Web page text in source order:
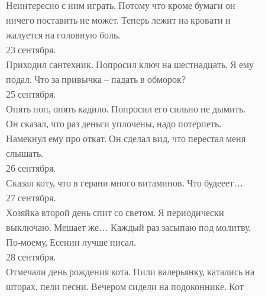
Неинтересно с ним играть. Потому что кроме бумаги он
ничего поставить не может. Теперь лежит на кровати и
жалуется на головную боль.
23 сентября.
Приходил сантехник. Попросил ключ на шестнадцать. Я ему
подал. Что за привычка – падать в обморок?
25 сентября.
Опять поп, опять кадило. Попросил его сильно не дымить.
Он сказал, что раз деньги уплочены, надо потерпеть.
Намекнул ему про откат. Он сделал вид, что перестал меня
слышать.
26 сентября.
Сказал коту, что в герани много витаминов. Что будееет…
27 сентября.
Хозяйка второй день спит со светом. Я периодически
выключаю. Мешает же… Каждый раз засыпаю под молитву.
По-моему, Есенин лучше писал.
28 сентября.
Отмечали день рождения кота. Пили валерьянку, катались на
шторах, пели песни. Вечером сидели на подоконнике. Кот